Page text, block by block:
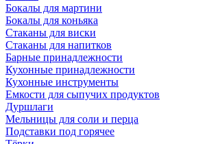
Бокалы для мартини
Бокалы для коньяка
Стаканы для виски
Стаканы для напитков
Барные принадлежности
Кухонные принадлежности
Кухонные инструменты
Емкости для сыпучих продуктов
Дуршлаги
Мельницы для соли и перца
Подставки под горячее